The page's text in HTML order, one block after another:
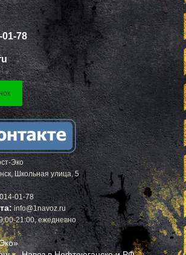
78
Эко
,Школьная улица, 5
01-78
info@1navoz.ru
21:00, ежедневно